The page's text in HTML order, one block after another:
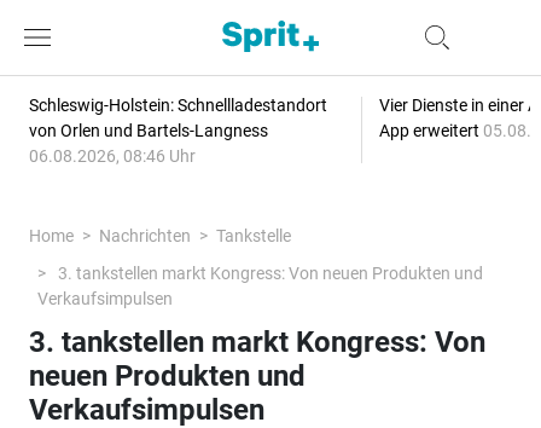
Schleswig-Holstein: Schnellladestandort
von Orlen und Bartels-Langness
06.08.2026, 08:46 Uhr
Vier Dienste in einer
App erweitert
Home Nachrichten
Tankstelle
3. tankstellen markt Kongress: Von neuen Produkten und
Verkaufsimpulsen
3. tankstellen markt Kongress: Von
neuen Produkten und
Verkaufsimpulsen